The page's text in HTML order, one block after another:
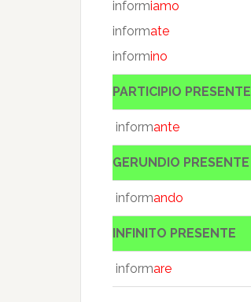
informiamo
informate
informino
PARTICIPIO PRESENTE
informante
GERUNDIO PRESENTE
informando
INFINITO PRESENTE
informare